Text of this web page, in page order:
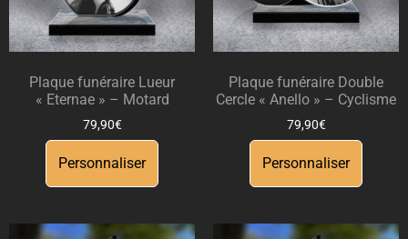
Plaque funéraire Lueur
« Eternae » – Motard
79,90€
Personnaliser
Plaque funéraire Double
Cercle « Anello » – Cyclisme
79,90€
Personnaliser